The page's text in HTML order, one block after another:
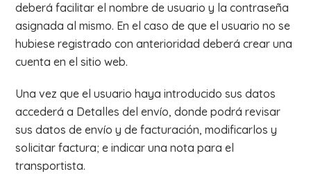
deberá facilitar el nombre de usuario y la contraseña
asignada al mismo. En el caso de que el usuario no se
hubiese registrado con anterioridad deberá crear una
cuenta en el sitio web.
Una vez que el usuario haya introducido sus datos
accederá a Detalles del envío, donde podrá revisar
sus datos de envío y de facturación, modificarlos y
solicitar factura; e indicar una nota para el
transportista.